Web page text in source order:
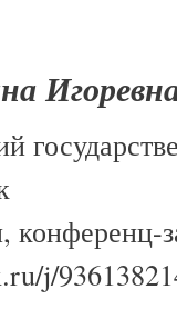
конференц-
j/